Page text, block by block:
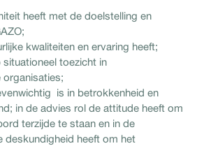
heeft met de doelstelling en
kwaliteiten en ervaring heeft;
situationeel toezicht in
organisaties;
is in betrokkenheid en
in de advies rol de attitude heeft om
terzijde te staan en in de
heeft om het